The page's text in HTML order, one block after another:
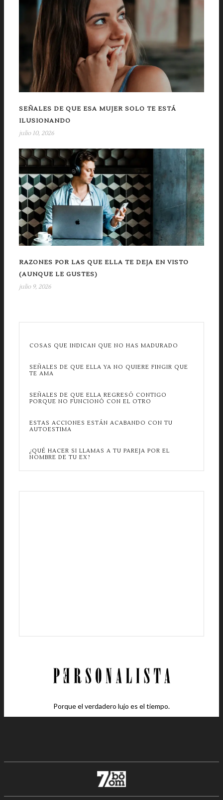
SEÑALES DE QUE ESA MUJER SOLO TE ESTÁ
ILUSIONANDO
julio 10, 2026
RAZONES POR LAS QUE ELLA TE DEJA EN VISTO
(AUNQUE LE GUSTES)
julio 9, 2026
COSAS QUE INDICAN QUE NO HAS MADURADO
SEÑALES DE QUE ELLA YA NO QUIERE FINGIR QUE
TE AMA
SEÑALES DE QUE ELLA REGRESÓ CONTIGO
PORQUE NO FUNCIONÓ CON EL OTRO
ESTAS ACCIONES ESTÁN ACABANDO CON TU
AUTOESTIMA
¿QUÉ HACER SI LLAMAS A TU PAREJA POR EL
NOMBRE DE TU EX?
Porque el verdadero lujo es el tiempo.